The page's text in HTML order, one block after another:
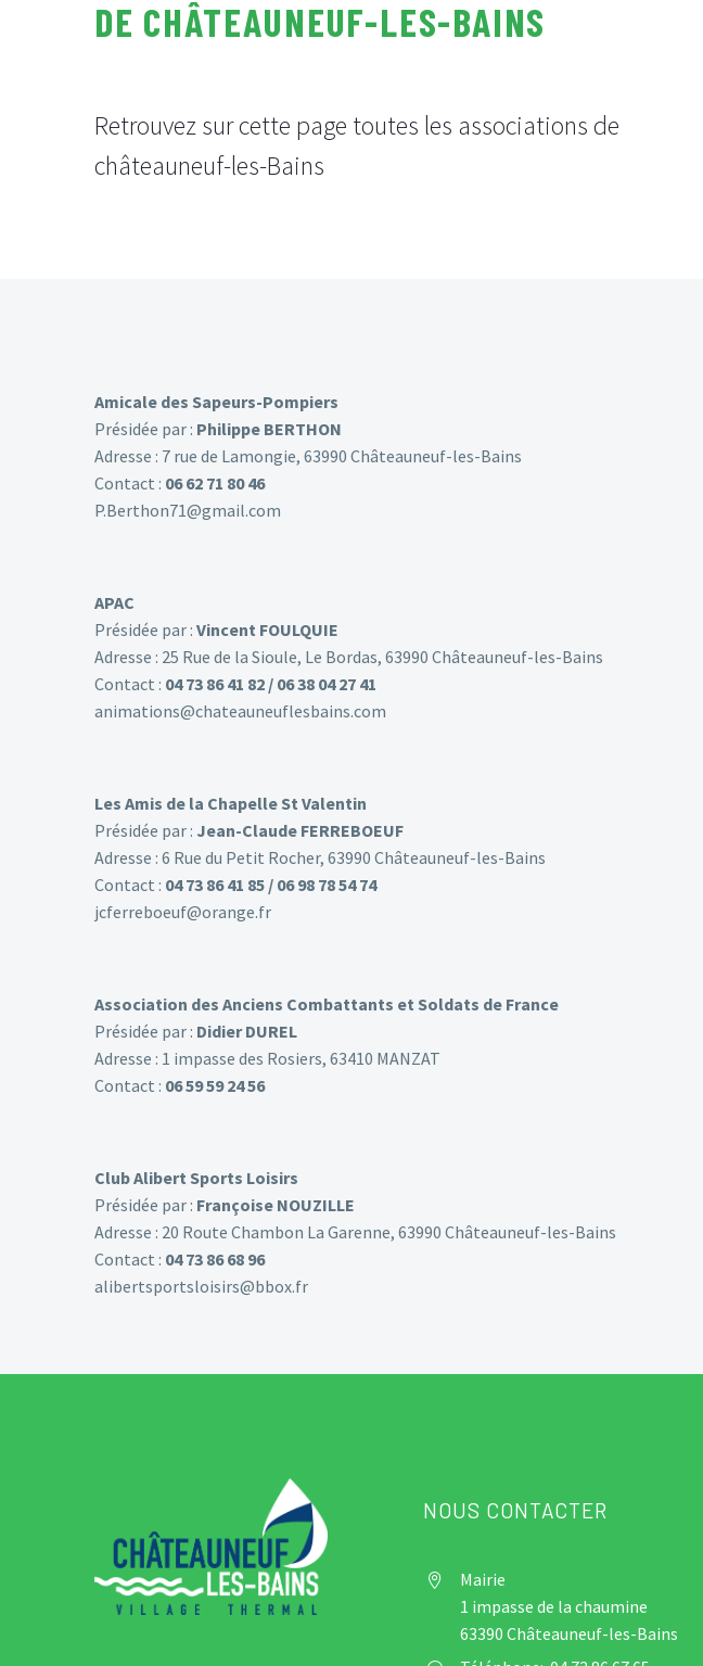
DE CHÂTEAUNEUF-LES-BAINS
Retrouvez sur cette page toutes les associations de
châteauneuf-les-Bains
Amicale des Sapeurs-Pompiers
Présidée par : Philippe BERTHON
Adresse : 7 rue de Lamongie, 63990 Châteauneuf-les-Bains
Contact : 06 62 71 80 46
P.Berthon71@gmail.com
APAC
Présidée par : Vincent FOULQUIE
Adresse : 25 Rue de la Sioule, Le Bordas, 63990 Châteauneuf-les-Bains
Contact : 04 73 86 41 82 / 06 38 04 27 41
animations@chateauneuflesbains.com
Les Amis de la Chapelle St Valentin
Présidée par : Jean-Claude FERREBOEUF
Adresse : 6 Rue du Petit Rocher, 63990 Châteauneuf-les-Bains
Contact : 04 73 86 41 85 / 06 98 78 54 74
jcferreboeuf@orange.fr
Association des Anciens Combattants et Soldats de France
Présidée par : Didier DUREL
Adresse : 1 impasse des Rosiers, 63410 MANZAT
Contact : 06 59 59 24 56
Club Alibert Sports Loisirs
Présidée par : Françoise NOUZILLE
Adresse : 20 Route Chambon La Garenne, 63990 Châteauneuf-les-Bains
Contact : 04 73 86 68 96
alibertsportsloisirs@bbox.fr
NOUS CONTACTER


Mairie
1 impasse de la chaumine
63390 Châteauneuf-les-Bains